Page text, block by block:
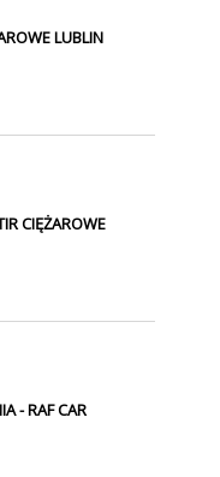
LUBLIN
CIĘŻAROWE
- RAF CAR